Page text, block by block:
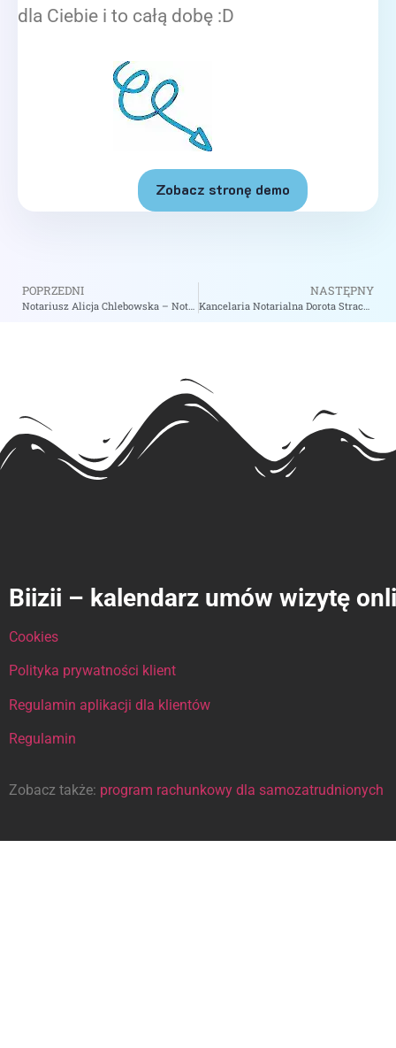
dla Ciebie i to całą dobę :D
Zobacz stronę demo
POPRZEDNI NASTĘPNY
Kancelaria Notarialna Dorota Strach-Chrzanowska – Notariusz Szczekociny
Biizii – kalendarz umów wizytę
Cookies
Polityka prywatności klient
Regulamin aplikacji dla klientów
Regulamin
Zobacz także: program rachunkowy dla samozatrudnionych